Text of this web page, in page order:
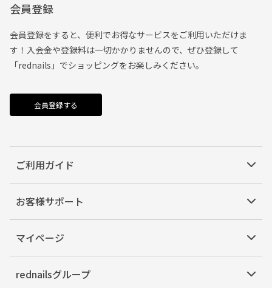
会員登録
会員登録をすると、便利でお得なサービスをご利用いただけま
す！入会金や登録料は一切かかりませんので、ぜひ登録して
「rednails」でショッピングをお楽しみください。
会員登録する
ご利用ガイド
お客様サポート
マイページ
rednailsグループ